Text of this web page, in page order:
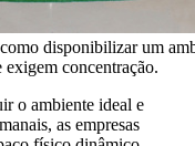
disponibilizar um
concentração.
o ambiente ideal e
as empresas